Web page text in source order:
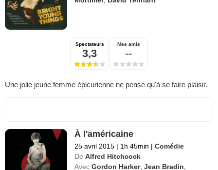
Spectateurs
3,3
Mes amis
--
Une jolie jeune femme épicurienne ne pense qu'à se faire plaisir.
À l'américaine
25 avril 2015 | 1h 45min | Comédie
De Alfred Hitchcock
Avec Gordon Harker,Jean Bradin